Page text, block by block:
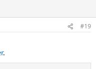
#19
.